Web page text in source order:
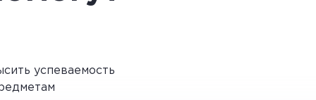
расстояние, при котором
яблока, томата. Если попытаться
Используя лупу можно рассмотреть
успеваемость